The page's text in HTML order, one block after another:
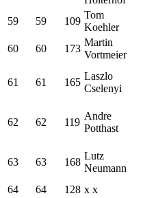
59
59 109
Tom
Koehler
60 60 173
Martin
Vortmeier
61 61 165
Laszlo
Cselenyi
62 62 119
Andre
Potthast
63 63 168
Lutz
Neumann
64 64 128 x x